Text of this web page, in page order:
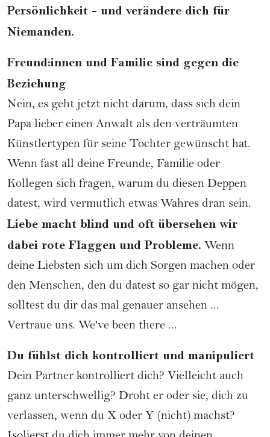
Persönlichkeit - und verändere dich für
Niemanden.
Freund:innen und Familie sind gegen die
Beziehung
Nein, es geht jetzt nicht darum, dass sich dein
Papa lieber einen Anwalt als den verträumten
Künstlertypen für seine Tochter gewünscht hat.
Wenn fast all deine Freunde, Familie oder
Kollegen sich fragen, warum du diesen Deppen
datest, wird vermutlich etwas Wahres dran sein.
Liebe macht blind und oft übersehen wir
dabei rote Flaggen und Probleme. Wenn
deine Liebsten sich um dich Sorgen machen oder
den Menschen, den du datest so gar nicht mögen,
solltest du dir das mal genauer ansehen ...
Vertraue uns. We've been there ...
Du fühlst dich kontrolliert und manipuliert
Dein Partner kontrolliert dich? Vielleicht auch
ganz unterschwellig? Droht er oder sie, dich zu
verlassen, wenn du X oder Y (nicht) machst?